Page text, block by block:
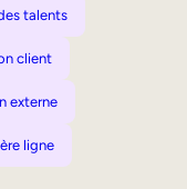
talents
client
externe
ligne